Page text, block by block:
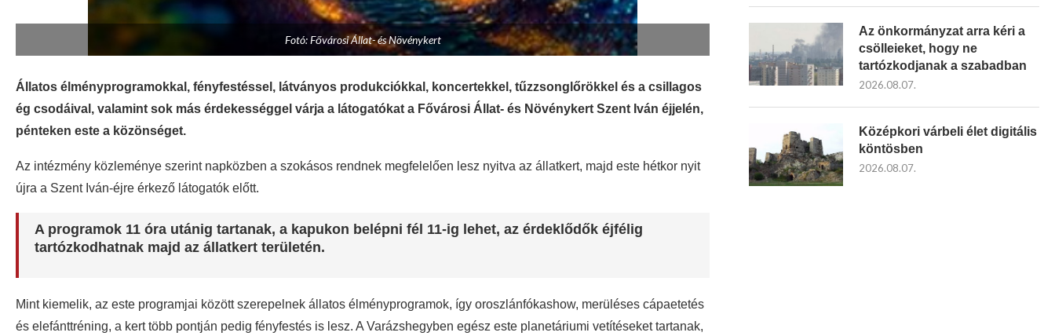
Fotó: Fővárosi Állat- és Növénykert
Állatos élményprogramokkal, fényfestéssel, látványos produkciókkal, koncertekkel, tűzzsonglőrökkel és a csillagos
ég csodáival, valamint sok más érdekességgel várja a látogatókat a Fővárosi Állat- és Növénykert Szent Iván éjjelén,
pénteken este a közönséget.
Az intézmény közleménye szerint napközben a szokásos rendnek megfelelően lesz nyitva az állatkert, majd este hétkor nyit
újra a Szent Iván-éjre érkező látogatók előtt.
A programok 11 óra utánig tartanak, a kapukon belépni fél 11-ig lehet, az érdeklődők éjfélig
tartózkodhatnak majd az állatkert területén.
Mint kiemelik, az este programjai között szerepelnek állatos élményprogramok, így oroszlánfókashow, merüléses cápaetetés
és elefánttréning, a kert több pontján pedig fényfestés is lesz. A Varázshegyben egész este planetáriumi vetítéseket tartanak,
Az önkormányzat arra kéri a
csölleieket, hogy ne
tartózkodjanak a szabadban
2026.08.07.
Középkori várbeli élet digitális
köntösben
2026.08.07.